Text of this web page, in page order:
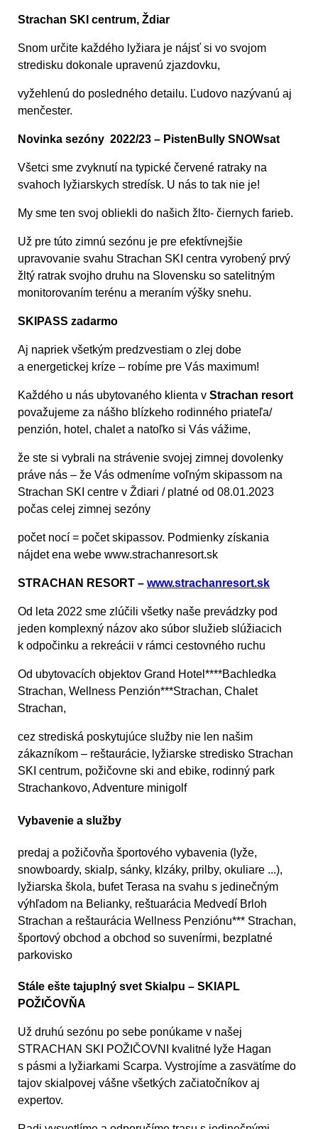
Strachan SKI centrum, Ždiar
Snom určite každého lyžiara je nájsť si vo svojom
stredisku dokonale upravenú zjazdovku,
vyžehlenú do posledného detailu. Ľudovo nazývanú aj
menčester.
Novinka sezóny 2022/23 – PistenBully SNOWsat
Všetci sme zvyknutí na typické červené ratraky na
svahoch lyžiarskych stredísk. U nás to tak nie je!
My sme ten svoj obliekli do našich žlto- čiernych farieb.
Už pre túto zimnú sezónu je pre efektívnejšie
upravovanie svahu Strachan SKI centra vyrobený prvý
žltý ratrak svojho druhu na Slovensku so satelitným
monitorovaním terénu a meraním výšky snehu.
SKIPASS zadarmo
Aj napriek všetkým predzvestiam o zlej dobe
a energetickej kríze – robíme pre Vás maximum!
Každého u nás ubytovaného klienta v Strachan resort
považujeme za nášho blízkeho rodinného priateľa/
penzión, hotel, chalet a natoľko si Vás vážime,
že ste si vybrali na strávenie svojej zimnej dovolenky
práve nás – že Vás odmeníme voľným skipassom na
Strachan SKI centre v Ždiari / platné od 08.01.2023
počas celej zimnej sezóny
počet nocí = počet skipassov. Podmienky získania
nájdet ena webe www.strachanresort.sk
STRACHAN RESORT – www.strachanresort.sk
Od leta 2022 sme zlúčili všetky naše prevádzky pod
jeden komplexný názov ako súbor služieb slúžiacich
k odpočinku a rekreácii v rámci cestovného ruchu
Od ubytovacích objektov Grand Hotel****Bachledka
Strachan, Wellness Penzión***Strachan, Chalet
Strachan,
cez strediská poskytujúce služby nie len našim
zákazníkom – reštaurácie, lyžiarske stredisko Strachan
SKI centrum, požičovne ski and ebike, rodinný park
Strachankovo, Adventure minigolf
Vybavenie a služby
predaj a požičovňa športového vybavenia (lyže,
snowboardy, skialp, sánky, klzáky, prilby, okuliare ...),
lyžiarska škola, bufet Terasa na svahu s jedinečným
výhľadom na Belianky, reštuarácia Medvedí Brloh
Strachan a reštaurácia Wellness Penziónu*** Strachan,
športový obchod a obchod so suvenírmi, bezplatné
parkovisko
Stále ešte tajuplný svet Skialpu – SKIAPL
POŽIČOVŇA
Už druhú sezónu po sebe ponúkame v našej
STRACHAN SKI POŽIČOVNI kvalitné lyže Hagan
s pásmi a lyžiarkami Scarpa. Vystrojíme a zasvätíme do
tajov skialpovej vášne všetkých začiatočníkov aj
expertov.